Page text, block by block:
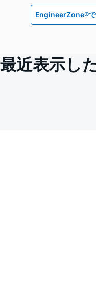
EngineerZone®で
最近表示し